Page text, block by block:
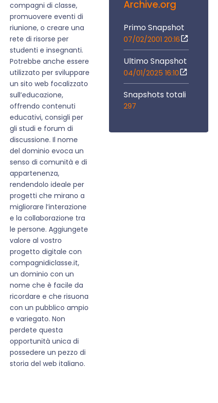
compagni di classe,
promuovere eventi di
riunione, o creare una
rete di risorse per
studenti e insegnanti.
Potrebbe anche essere
utilizzato per sviluppare
un sito web focalizzato
sull’educazione,
offrendo contenuti
educativi, consigli per
gli studi e forum di
discussione. Il nome
del dominio evoca un
senso di comunità e di
appartenenza,
rendendolo ideale per
progetti che mirano a
migliorare l’interazione
e la collaborazione tra
le persone. Aggiungete
valore al vostro
progetto digitale con
compagnidiclasse.it,
un dominio con un
nome che è facile da
ricordare e che risuona
con un pubblico ampio
e variegato. Non
perdete questa
opportunità unica di
possedere un pezzo di
storia del web italiano.
Archive.org
Primo Snapshot
07/02/2001 20:16
Ultimo Snapshot
04/01/2025 16:10
Snapshots totali
297